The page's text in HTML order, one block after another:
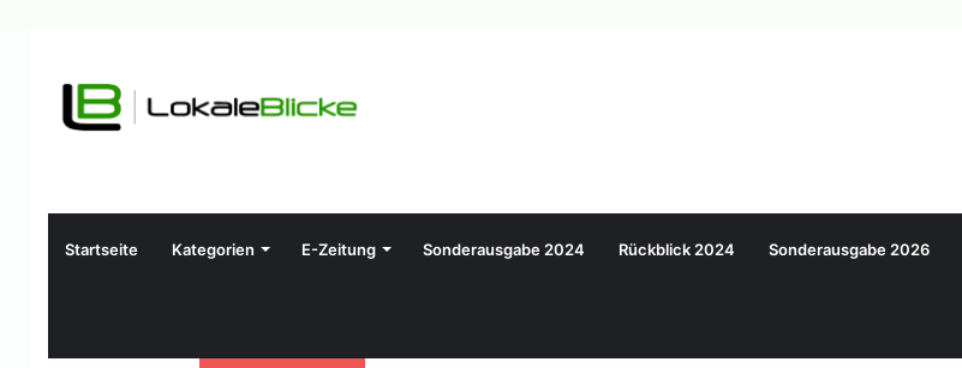
Startseite Kategorien E-Zeitung Sonderausgabe 2024 Rückblick 2024 Sonderausgabe 2026